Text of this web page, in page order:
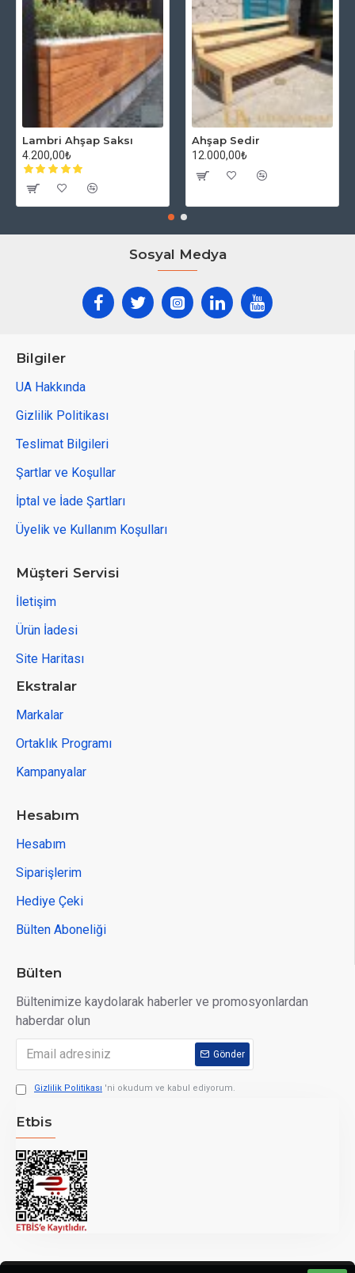
Lambri Ahşap Saksı
4.200,00₺
Ahşap Sedir
12.000,00₺
Sosyal Medya
Bilgiler
UA Hakkında
Gizlilik Politikası
Teslimat Bilgileri
Şartlar ve Koşullar
İptal ve İade Şartları
Üyelik ve Kullanım Koşulları
Müşteri Servisi
İletişim
Ürün İadesi
Site Haritası
Ekstralar
Markalar
Ortaklık Programı
Kampanyalar
Hesabım
Hesabım
Siparişlerim
Hediye Çeki
Bülten Aboneliği
Bülten
Bültenimize kaydolarak haberler ve promosyonlardan
haberdar olun
Gönder
Gizlilik Politikası 'ni okudum ve kabul ediyorum.
Etbis